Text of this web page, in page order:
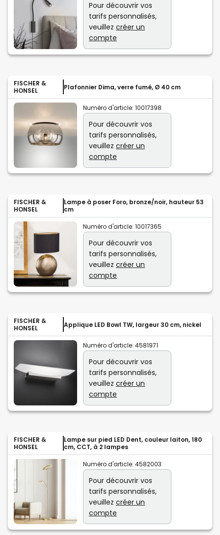
Pour découvrir vos
tarifs personnalisés,
veuillez créer un
compte
FISCHER &
HONSEL
Plafonnier Dima, verre fumé, Ø 40 cm
Numéro d'article: 10017398
Pour découvrir vos
tarifs personnalisés,
veuillez créer un
compte
FISCHER &
HONSEL
Lampe à poser Foro, bronze/noir, hauteur 53
cm
Numéro d'article: 10017365
Pour découvrir vos
tarifs personnalisés,
veuillez créer un
compte
FISCHER &
HONSEL
Applique LED Bowl TW, largeur 30 cm, nickel
Numéro d'article: 4581971
Pour découvrir vos
tarifs personnalisés,
veuillez créer un
compte
FISCHER &
HONSEL
Lampe sur pied LED Dent, couleur laiton, 180
cm, CCT, à 2 lampes
Numéro d'article: 4582003
Pour découvrir vos
tarifs personnalisés,
veuillez créer un
compte